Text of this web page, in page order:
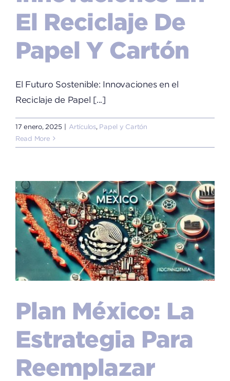
El Reciclaje De
Papel Y Cartón
El Futuro Sostenible: Innovaciones en el
Reciclaje de Papel [...]
17 enero, 2025 Artículos, Papel y Cartón
Read More
Plan México: La
Estrategia Para
Reemplazar